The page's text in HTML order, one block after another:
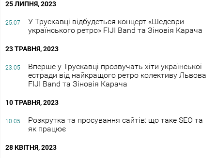
25 ЛИПНЯ, 2023
25.07
У Трускавці відбудеться концерт «Шедеври
українського ретро» FIJI Band та Зіновія Карача
23 ТРАВНЯ, 2023
23.05
Вперше у Трускавці прозвучать хіти української
естради від найкращого ретро колективу Львова
FIJI Band та Зіновія Карача
10 ТРАВНЯ, 2023
10.05
Розкрутка та просування сайтів: що таке SEO та
як працює
28 КВІТНЯ, 2023